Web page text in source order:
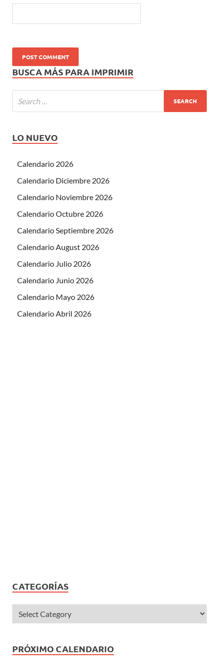
BUSCA MÁS PARA IMPRIMIR
LO NUEVO
Calendario 2026
Calendario Diciembre 2026
Calendario Noviembre 2026
Calendario Octubre 2026
Calendario Septiembre 2026
Calendario August 2026
Calendario Julio 2026
Calendario Junio 2026
Calendario Mayo 2026
Calendario Abril 2026
CATEGORÍAS
PRÓXIMO CALENDARIO